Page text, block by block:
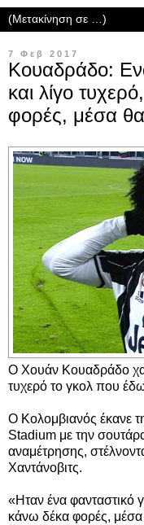
7 Φεβ 2017
Κουαδράδο:
και λίγο
φορές, μέσα
Ο Χουάν Κουαδράδο
τυχερό το γκολ που
Ο Κολομβιανός έκανε
Stadium με την
αναμέτρησης,
Χαντάνοβιτς.
«Ηταν ένα φανταστικό
κάνω δέκα φορές, μέσα